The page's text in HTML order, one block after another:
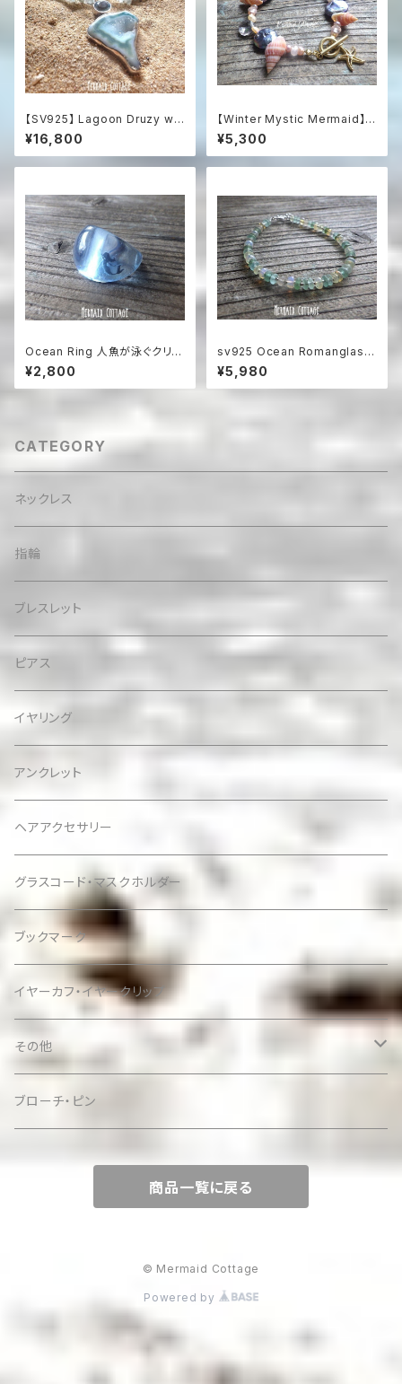
【SV925】 Lagoon Druzy wit
h Blue Topaz & Aquamarin
e 海の女神のドゥルージース
テートメントネックレス
¥16,800
【Winter Mystic Mermaid】ヒ
トデとパールのロマンティック・
ブレスレット
¥5,300
Ocean Ring 人魚が泳ぐクリア
アクアブルーの樹脂リング
¥2,800
sv925 Ocean Romanglass
Bracelet ローマングラス☆ア
ジャスター
¥5,980
CATEGORY
ネックレス
指輪
ブレスレット
ピアス
イヤリング
アンクレット
ヘアアクセサリー
グラスコード・マスクホルダー
ブックマーク
イヤーカフ・イヤークリップ
その他
ケース
ブローチ・ピン
商品一覧に戻る
© Mermaid Cottage
Powered by